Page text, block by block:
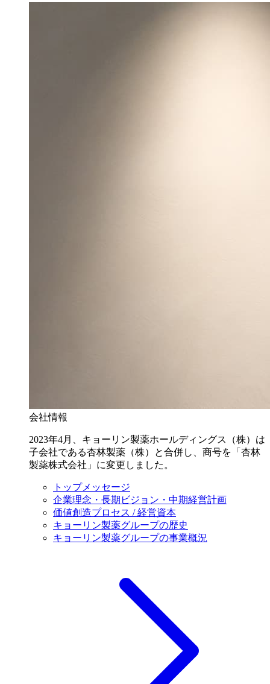
会社情報
2023年4月、キョーリン製薬ホールディングス（株）は
子会社である杏林製薬（株）と合併し、商号を「杏林
製薬株式会社」に変更しました。
トップメッセージ
企業理念・長期ビジョン・中期経営計画
価値創造プロセス / 経営資本
キョーリン製薬グループの歴史
キョーリン製薬グループの事業概況